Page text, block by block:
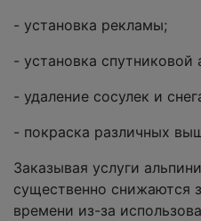
- установка рекламы;
- установка спутниковой
- удаление сосулек и
- покраска различных
Заказывая услуги
существенно снижаются
времени из-за